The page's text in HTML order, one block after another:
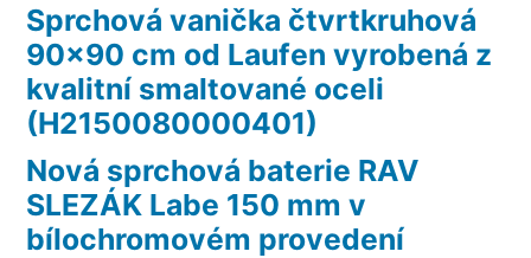
Sprchová vanička čtvrtkruhová
90×90 cm od Laufen vyrobená z
kvalitní smaltované oceli
(H2150080000401)
Nová sprchová baterie RAV
SLEZÁK Labe 150 mm v
bílochromovém provedení